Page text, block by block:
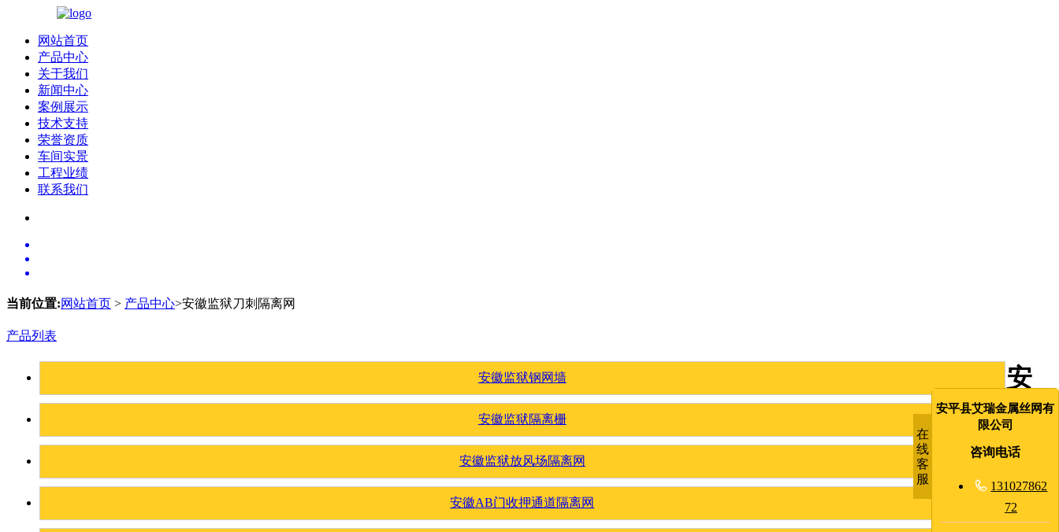
网站首页
产品中心
关于我们
新闻中心
案例展示
技术支持
荣誉资质
车间实景
工程业绩
联系我们
当前位置:网站首页 > 产品中心>安徽监狱刀刺隔离网
产品列表
安徽监狱钢网墙
安徽监狱隔离栅
安徽监狱放风场隔离网
安徽AB门收押通道隔离网
安
徽
监
狱
刀
在
线
客
服
安平县艾瑞金属丝网有
限公司
咨询电话
 131027862
72